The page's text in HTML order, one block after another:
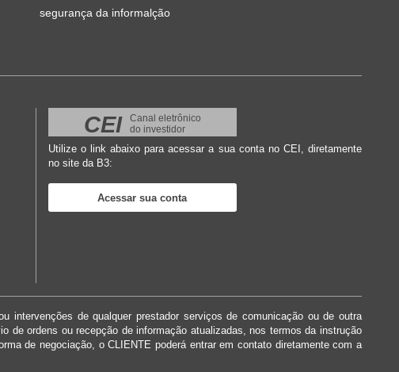
segurança da informalção
CEI
Canal eletrônico
do investidor
Utilize o link abaixo para acessar a sua conta no CEI, diretamente
no site da B3:
Acessar sua conta
intervenções de qualquer prestador serviços de comunicação ou de outra
de ordens ou recepção de informação atualizadas, nos termos da instrução
de negociação, o CLIENTE poderá entrar em contato diretamente com a